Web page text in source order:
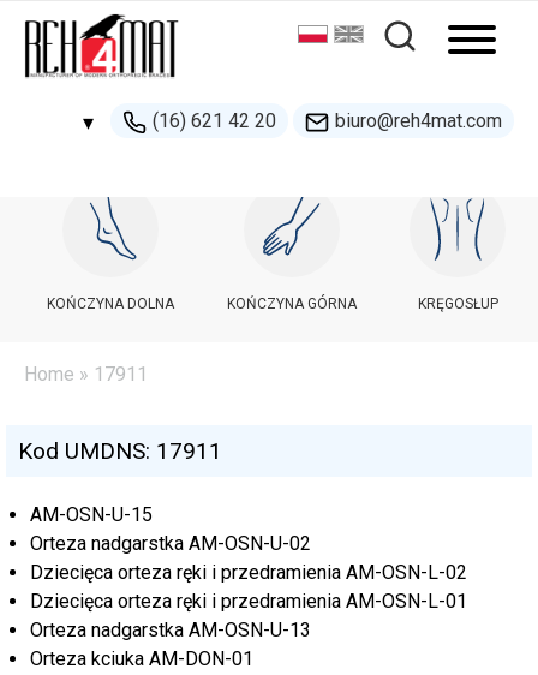
▾ (16) 621 42 20 biuro@reh4mat.com
500 132 274
handel@reh4mat.com
KOŃCZYNA DOLNA KOŃCZYNA GÓRNA KRĘGOSŁUP
Home » 17911
Kod UMDNS: 17911
AM-OSN-U-15
Orteza nadgarstka AM-OSN-U-02
Dziecięca orteza ręki i przedramienia AM-OSN-L-02
Dziecięca orteza ręki i przedramienia AM-OSN-L-01
Orteza nadgarstka AM-OSN-U-13
Orteza kciuka AM-DON-01